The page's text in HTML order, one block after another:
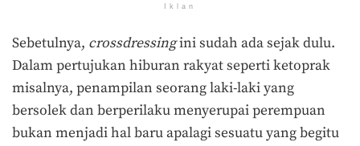
Iklan
Sebetulnya, crossdressingini sudah ada sejak dulu.
Dalam pertujukan hiburan rakyat seperti ketoprak
misalnya, penampilan seorang laki-laki yang
bersolek dan berperilaku menyerupai perempuan
bukan menjadi hal baru apalagi sesuatu yang begitu